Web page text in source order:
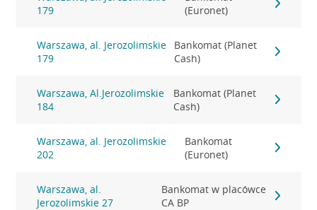
179
(Euronet)
Warszawa, al. Jerozolimskie
179
Bankomat (Planet
Cash)
Warszawa, Al.Jerozolimskie
184
Bankomat (Planet
Cash)
Warszawa, al. Jerozolimskie
202
Bankomat
(Euronet)
Warszawa, al.
Jerozolimskie 27
Bankomat w placówce
CA BP